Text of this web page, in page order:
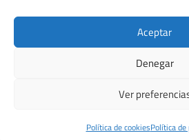
Aceptar
Denegar
Ver
Política de cookiesPolítica